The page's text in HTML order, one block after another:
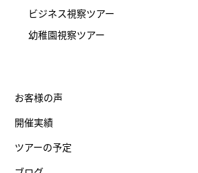
ビジネス視察ツアー
幼稚園視察ツアー
お客様の声
開催実績
ツアーの予定